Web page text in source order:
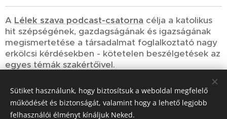
A Lélek szava podcast-csatorna célja a katolikus
hit szépségének, gazdagságának és igazságának
megismertetése a társadalmat foglalkoztató nagy
erkölcsi kérdésekben - kötetelen beszélgetések az
egyes témák szakértőivel.
Share
Sütiket használunk, hogy biztosítsuk a weboldal megfelelő
működését és biztonságát, valamint hogy a lehető legjobb
felhasználói élményt kínáljuk Neked.